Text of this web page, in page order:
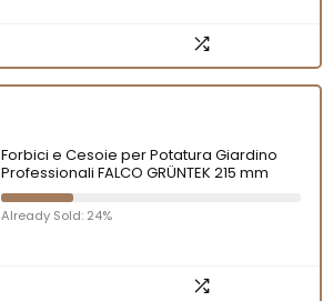
Forbici e Cesoie per Potatura Giardino
Professionali FALCO GRÜNTEK 215 mm
Already Sold: 24%